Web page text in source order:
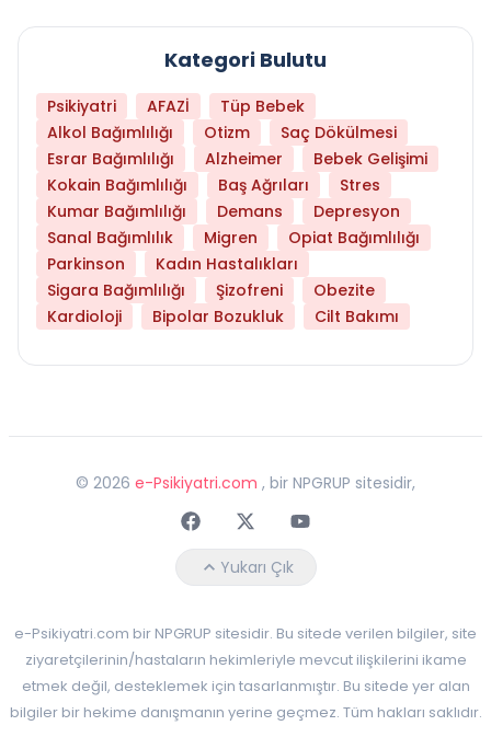
Kategori Bulutu
Psikiyatri AFAZİ
Tüp Bebek
Alkol Bağımlılığı
Otizm
Saç Dökülmesi
Esrar Bağımlılığı
Alzheimer
Bebek Gelişimi
Kokain Bağımlılığı
Baş Ağrıları
Stres
Kumar Bağımlılığı
Demans
Depresyon
Sanal Bağımlılık
Migren
Opiat Bağımlılığı
Parkinson
Kadın Hastalıkları
Sigara Bağımlılığı
Şizofreni
Obezite
Kardioloji
Bipolar Bozukluk Cilt Bakımı
© 2026 e-Psikiyatri.com , bir NPGRUP sitesidir,
FaceebokTwitterYoutube
Yukarı Çık
e-Psikiyatri.com bir NPGRUP sitesidir. Bu sitede verilen bilgiler, site
ziyaretçilerinin/hastaların hekimleriyle mevcut ilişkilerini ikame
etmek değil, desteklemek için tasarlanmıştır. Bu sitede yer alan
bilgiler bir hekime danışmanın yerine geçmez. Tüm hakları saklıdır.